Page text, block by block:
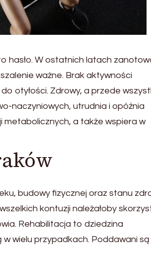
hasło. W ostatnich latach
ważne. Brak aktywności
otyłości. Zdrowy, a przede
naczyniowych, utrudnia i opóźnia
a także wspiera w
budowy fizycznej oraz stanu
kontuzji należałoby
Rehabilitacja to dziedzina
wielu przypadkach. Poddawani są